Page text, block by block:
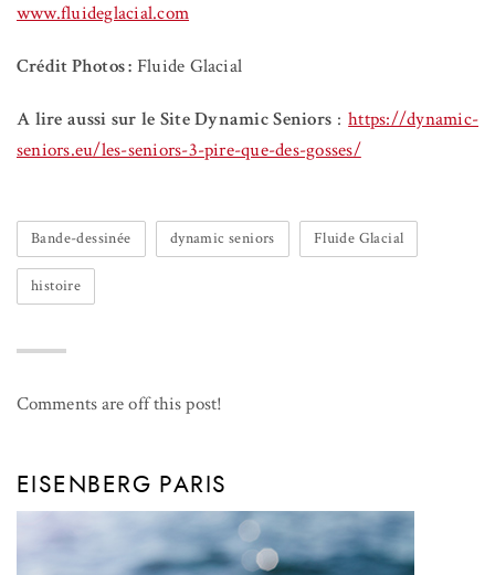
www.fluideglacial.com
Crédit Photos : Fluide Glacial
A lire aussi sur le Site Dynamic Seniors :https://dynamic-
seniors.eu/les-seniors-3-pire-que-des-gosses/
Bande-dessinée dynamic seniors Fluide Glacial
histoire
Comments are off this post!
EISENBERG PARIS